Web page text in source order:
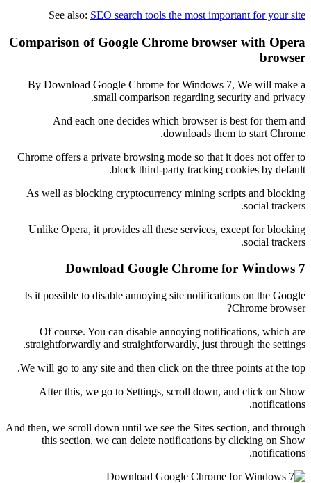
See also: SEO search tools the most important for your site
Comparison of Google Chrome browser with Opera
browser
By Download Google Chrome for Windows 7, We will make a
small comparison regarding security and privacy.
And each one decides which browser is best for them and
downloads them to start Chrome.
Chrome offers a private browsing mode so that it does not offer to
block third-party tracking cookies by default.
As well as blocking cryptocurrency mining scripts and blocking
social trackers.
Unlike Opera, it provides all these services, except for blocking
social trackers.
Download Google Chrome for Windows 7
Is it possible to disable annoying site notifications on the Google
Chrome browser?
Of course. You can disable annoying notifications, which are
straightforwardly and straightforwardly, just through the settings.
We will go to any site and then click on the three points at the top.
After this, we go to Settings, scroll down, and click on Show
notifications.
And then, we scroll down until we see the Sites section, and through
this section, we can delete notifications by clicking on Show
notifications.